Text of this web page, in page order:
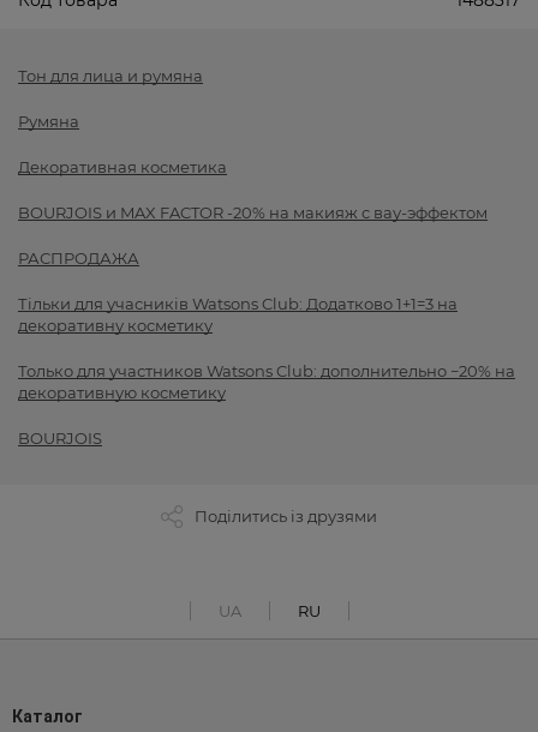
Тон для лица и румяна
Румяна
Декоративная косметика
BOURJOIS и MAX FACTOR -20% на макияж с вау-эффектом
РАСПРОДАЖА
Тільки для учасників Watsons Club: Додатково 1+1=3 на
декоративну косметику
Только для участников Watsons Club: дополнительно −20% на
декоративную косметику
BOURJOIS
Поділитись із друзями
UA RU
Каталог